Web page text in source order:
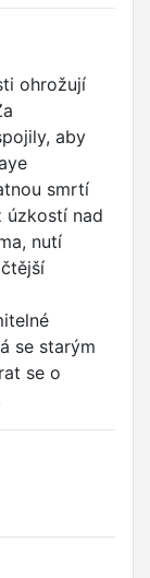
ohrožují
aby
smrtí
úzkostí nad
nutí
se starým
se o